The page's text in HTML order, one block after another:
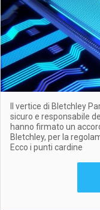
Il vertice di Bletchley
sicuro e responsabile
hanno firmato un
Bletchley, per la
Ecco i punti cardine